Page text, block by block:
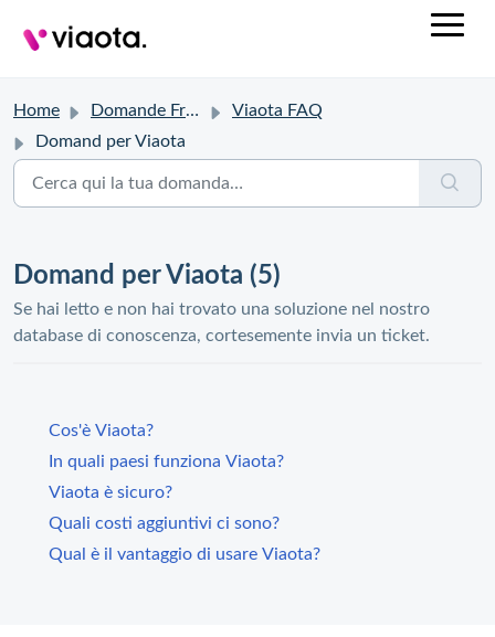
Home Domande Frequenti (FAQ)
Viaota FAQ
Domand per Viaota
Domand per Viaota (5)
Se hai letto e non hai trovato una soluzione nel nostro
database di conoscenza, cortesemente invia un ticket.
Cos'è Viaota?
In quali paesi funziona Viaota?
Viaota è sicuro?
Quali costi aggiuntivi ci sono?
Qual è il vantaggio di usare Viaota?